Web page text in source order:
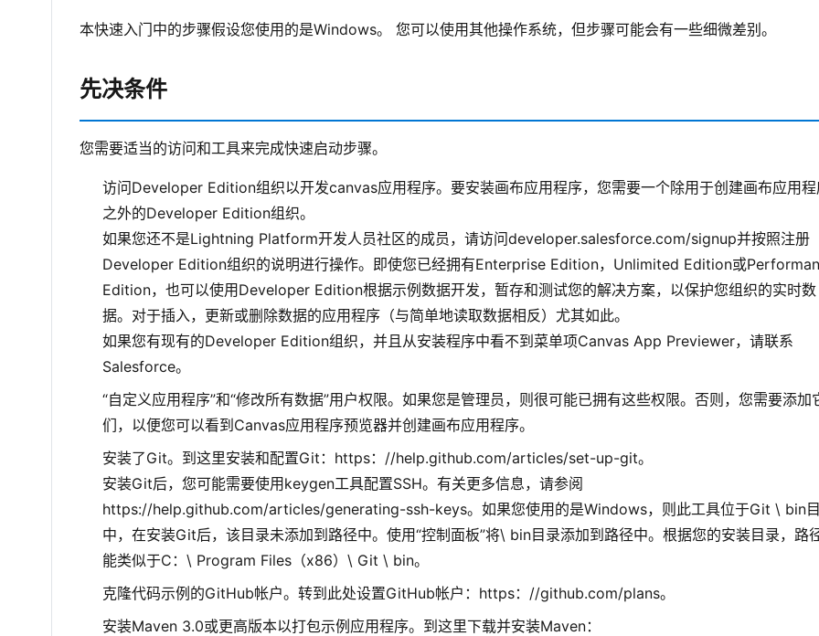
本快速入门中的步骤假设您使用的是Windows。 您可以使用其他操作系统，但步骤可能会有一些细微差别。
先决条件
您需要适当的访问和工具来完成快速启动步骤。
访问Developer Edition组织以开发canvas应用程序。要安装画布应用程序，您需要一个除用于创建画布应用
之外的Developer Edition组织。
如果您还不是Lightning Platform开发人员社区的成员，请访问developer.salesforce.com/signup并按照注册
Developer Edition组织的说明进行操作。即使您已经拥有Enterprise Edition，Unlimited Edition或
Edition，也可以使用Developer Edition根据示例数据开发，暂存和测试您的解决方案，以保护您组织的实时数
据。对于插入，更新或删除数据的应用程序（与简单地读取数据相反）尤其如此。
如果您有现有的Developer Edition组织，并且从安装程序中看不到菜单项Canvas App Previewer，请联系
Salesforce。
“自定义应用程序”和“修改所有数据”用户权限。如果您是管理员，则很可能已拥有这些权限。否则，您需要添加
们，以便您可以看到Canvas应用程序预览器并创建画布应用程序。
安装了Git。到这里安装和配置Git：https：//help.github.com/articles/set-up-git。
安装Git后，您可能需要使用keygen工具配置SSH。有关更多信息，请参阅
https://help.github.com/articles/generating-ssh-keys。如果您使用的是Windows，则此工具位于Git \ bin
中，在安装Git后，该目录未添加到路径中。使用“控制面板”将\ bin目录添加到路径中。根据您的安装目录，路
能类似于C：\ Program Files（x86）\ Git \ bin。
克隆代码示例的GitHub帐户。转到此处设置GitHub帐户：https：//github.com/plans。
安装Maven 3.0或更高版本以打包示例应用程序。到这里下载并安装Maven：